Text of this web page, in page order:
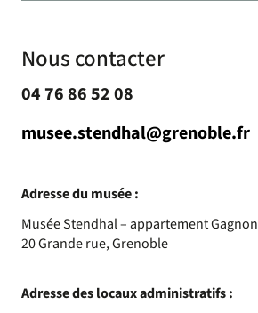
Nous contacter
04 76 86 52 08
musee.stendhal@grenoble.fr
Adresse du musée :
Musée Stendhal – appartement Gagnon
20 Grande rue, Grenoble
Adresse des locaux administratifs :